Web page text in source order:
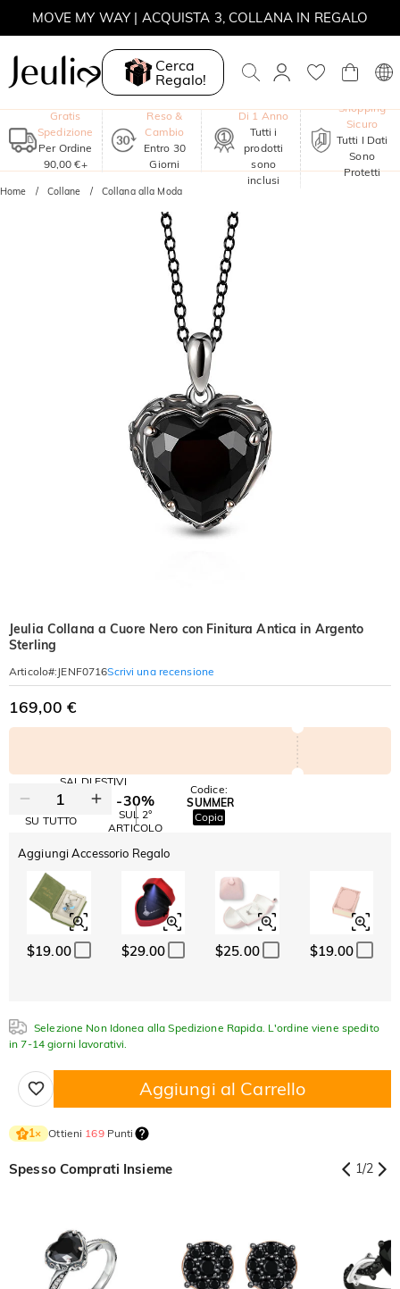
MOVE MY WAY | ACQUISTA 3, COLLANA IN REGALO
Cerca
Regalo!
Gratis
Spedizione
Per Ordine
90,00 €+
Reso &
Cambio
Entro 30
Giorni
Di 1 Anno
Tutti i
prodotti
sono
inclusi
Shopping
Sicuro
Tutti I Dati
Sono
Protetti
Home Collane Collana alla Moda
Jeulia Collana a Cuore Nero con Finitura Antica in Argento
Sterling
Articolo#: JENF0716Scrivi una recensione
169,00 €
SALDI ESTIVI
-10%
SU TUTTO
-30%
SUL 2°
ARTICOLO
Codice:
SUMMER
Copia
Aggiungi Accessorio Regalo
$19.00 $29.00 $25.00 $19.00
Selezione Non Idonea alla Spedizione Rapida. L'ordine viene spedito
in 7-14 giorni lavorativi.
Aggiungi al Carrello
1× Ottieni 169Punti
Spesso Comprati Insieme 1/2